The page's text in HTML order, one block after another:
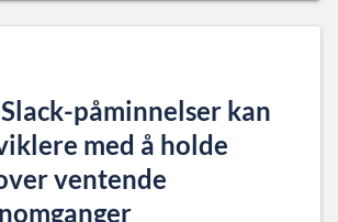
påminnelser kan
med å holde
ventende